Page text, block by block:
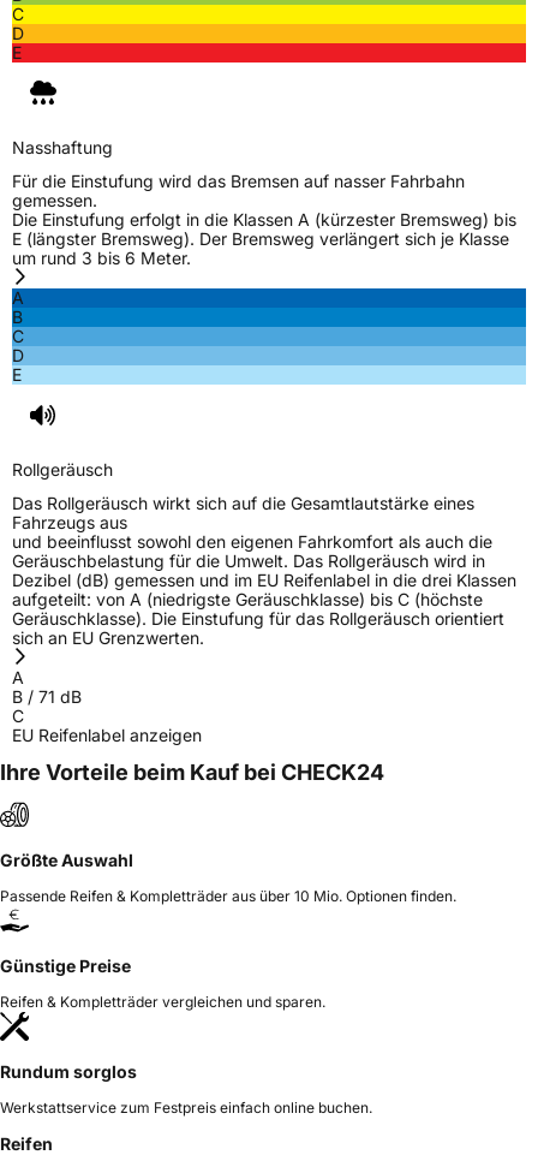
C
D
E
Nasshaftung
Für die Einstufung wird das Bremsen auf nasser Fahrbahn
gemessen.
Die Einstufung erfolgt in die Klassen A (kürzester Bremsweg) bis
E (längster Bremsweg). Der Bremsweg verlängert sich je Klasse
um rund 3 bis 6 Meter.
A
B
C
D
E
Rollgeräusch
Das Rollgeräusch wirkt sich auf die Gesamtlautstärke eines
Fahrzeugs aus
und beeinflusst sowohl den eigenen Fahrkomfort als auch die
Geräuschbelastung für die Umwelt. Das Rollgeräusch wird in
Dezibel (dB) gemessen und im EU Reifenlabel in die drei Klassen
aufgeteilt: von A (niedrigste Geräuschklasse) bis C (höchste
Geräuschklasse). Die Einstufung für das Rollgeräusch orientiert
sich an EU Grenzwerten.
A
B / 71 dB
C
EU Reifenlabel anzeigen
Ihre Vorteile beim Kauf bei CHECK24
Größte Auswahl
Passende Reifen & Kompletträder aus über 10 Mio. Optionen finden.
Günstige Preise
Reifen & Kompletträder vergleichen und sparen.
Rundum sorglos
Werkstattservice zum Festpreis einfach online buchen.
Reifen